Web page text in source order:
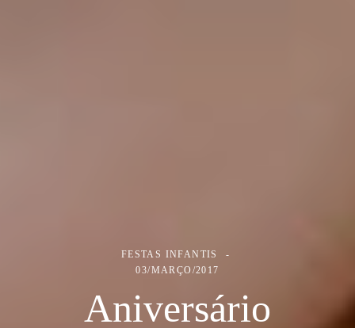
FESTAS INFANTIS
03/MARÇO/2017
Aniversário